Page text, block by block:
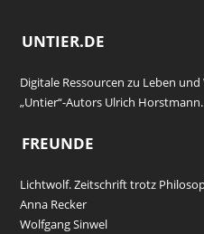
UNTIER.DE
Digitale Ressourcen zu Leben
„Untier“-Autors Ulrich Horstmann.
FREUNDE
Lichtwolf. Zeitschrift trotz
Anna Recker
Wolfgang Sinwel